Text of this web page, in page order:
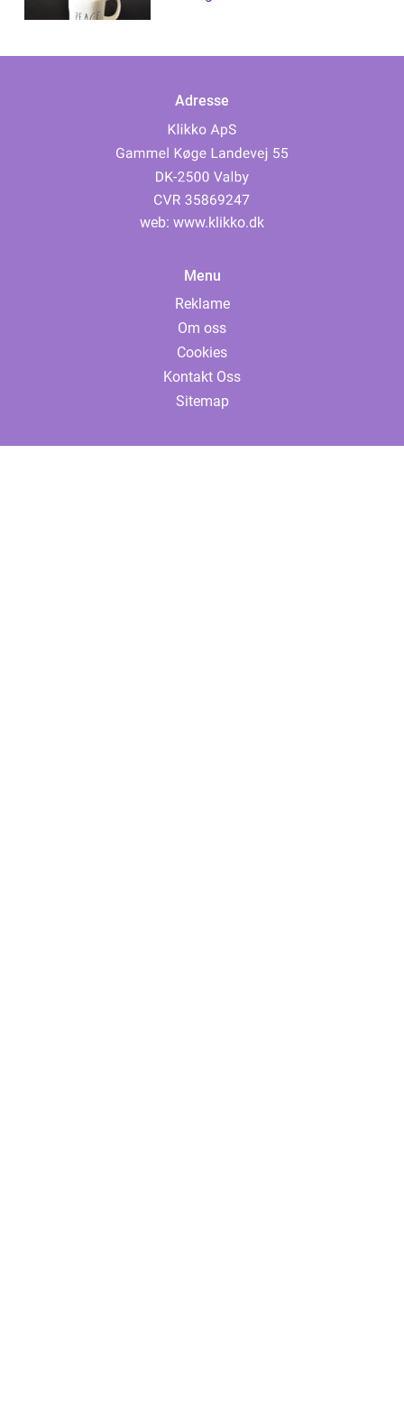
Adresse
web: www.klikko.dk
Menu
Reklame
Om oss
Cookies
Kontakt Oss
Sitemap